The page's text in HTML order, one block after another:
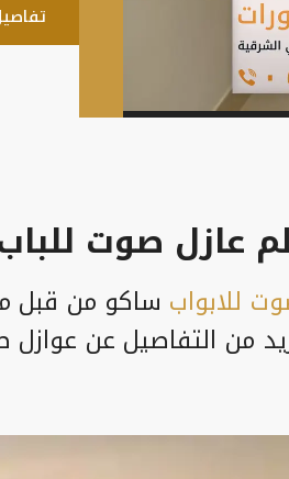
عازل صوت
للابواب ساكو من قبل
من التفاصيل عن